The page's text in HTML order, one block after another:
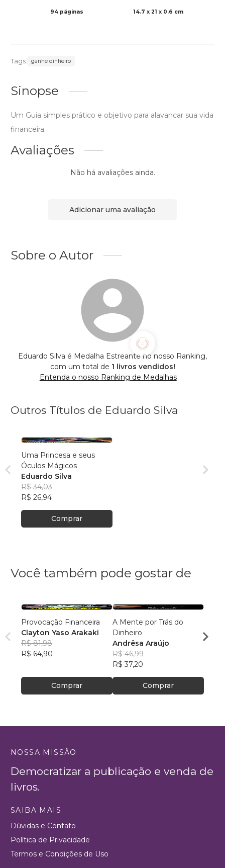
94 páginas 14.7 x 21 x 0.6 cm
Tags: ganhe dinheiro
Sinopse
Um Guia simples prático e objetivo para alavancar sua vida
financeira.
Avaliações
Não há avaliações ainda.
Adicionar uma avaliação
Sobre o Autor
Eduardo Silva é Medalha Estreante no nosso Ranking,
com um total de 1 livros vendidos!
Entenda o nosso Ranking de Medalhas
Outros Títulos de Eduardo Silva
Uma Princesa e seus
Óculos Mágicos
Eduardo Silva
R$ 34,03
R$ 26,94
Comprar
Você também pode gostar de
Provocação Financeira
Clayton Yaso Arakaki
R$ 81,98
R$ 64,90
Comprar
A Mente por Trás do
Dinheiro
Andrêsa Araújo
R$ 46,99
R$ 37,20
Comprar
NOSSA MISSÃO
Democratizar a publicação e venda de
livros.
SAIBA MAIS
Dúvidas e Contato
Política de Privacidade
Termos e Condições de Uso